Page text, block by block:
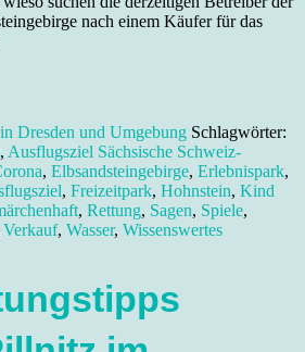
nach einem Käufer für das
Dresden und Umgebung Schlagwörter:
, Ausflugsziel Sächsische Schweiz-
, Elbsandsteingebirge, Erlebnispark,
, Freizeitpark, Hohnstein, Kind
, Rettung, Sagen, Spiele,
Verkauf, Wasser, Wissenswertes